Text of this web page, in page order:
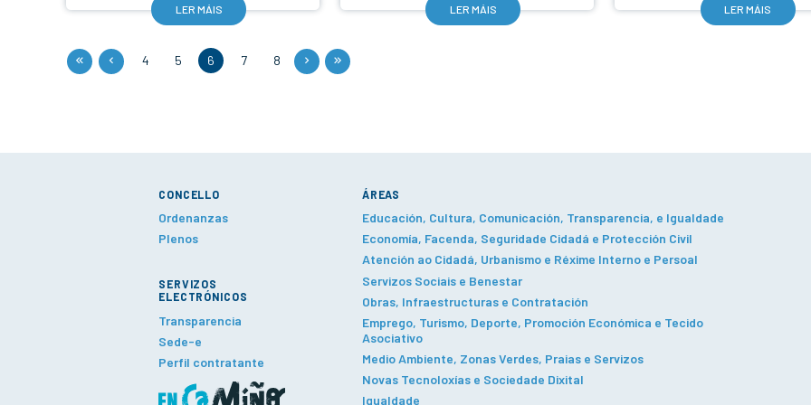
LER MÁIS LER MÁIS LER MÁIS
4 5 6 7 8
CONCELLO
Ordenanzas
Plenos
SERVIZOS
ELECTRÓNICOS
Transparencia
Sede-e
Perfil contratante
ÁREAS
Educación, Cultura, Comunicación, Transparencia, e Igualdade
Economía, Facenda, Seguridade Cidadá e Protección Civil
Atención ao Cidadá, Urbanismo e Réxime Interno e Persoal
Servizos Sociais e Benestar
Obras, Infraestructuras e Contratación
Emprego, Turismo, Deporte, Promoción Económica e Tecido
Asociativo
Medio Ambiente, Zonas Verdes, Praias e Servizos
Novas Tecnoloxías e Sociedade Dixital
Igualdade